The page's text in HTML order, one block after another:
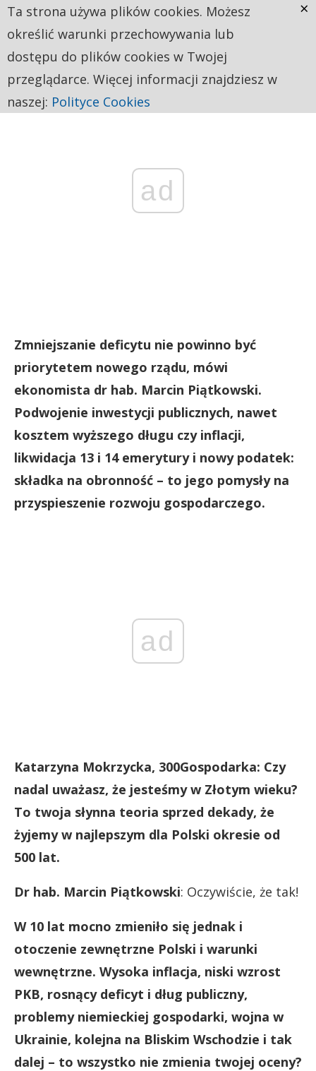
ad
Zmniejszanie deficytu nie powinno być
priorytetem nowego rządu, mówi
ekonomista dr hab. Marcin Piątkowski.
Podwojenie inwestycji publicznych, nawet
kosztem wyższego długu czy inflacji,
likwidacja 13 i 14 emerytury i nowy podatek:
składka na obronność – to jego pomysły na
przyspieszenie rozwoju gospodarczego.
ad
Katarzyna Mokrzycka, 300Gospodarka: Czy
nadal uważasz, że jesteśmy w Złotym wieku?
To twoja słynna teoria sprzed dekady, że
żyjemy w najlepszym dla Polski okresie od
500 lat.
Dr hab. Marcin Piątkowski: Oczywiście, że tak!
W 10 lat mocno zmieniło się jednak i
otoczenie zewnętrzne Polski i warunki
wewnętrzne. Wysoka inflacja, niski wzrost
PKB, rosnący deficyt i dług publiczny,
problemy niemieckiej gospodarki, wojna w
Ukrainie, kolejna na Bliskim Wschodzie i tak
dalej – to wszystko nie zmienia twojej oceny?
Ta strona używa plików cookies. Możesz
określić warunki przechowywania lub
dostępu do plików cookies w Twojej
przeglądarce. Więcej informacji znajdziesz w
naszej: Polityce Cookies
×